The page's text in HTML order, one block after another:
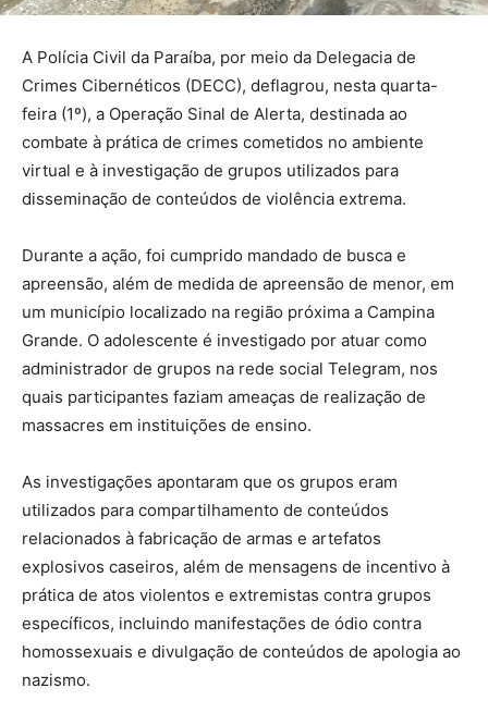
A Polícia Civil da Paraíba, por meio da Delegacia de
Crimes Cibernéticos (DECC), deflagrou, nesta quarta-
feira (1º), a Operação Sinal de Alerta, destinada ao
combate à prática de crimes cometidos no ambiente
virtual e à investigação de grupos utilizados para
disseminação de conteúdos de violência extrema.
Durante a ação, foi cumprido mandado de busca e
apreensão, além de medida de apreensão de menor, em
um município localizado na região próxima a Campina
Grande. O adolescente é investigado por atuar como
administrador de grupos na rede social Telegram, nos
quais participantes faziam ameaças de realização de
massacres em instituições de ensino.
As investigações apontaram que os grupos eram
utilizados para compartilhamento de conteúdos
relacionados à fabricação de armas e artefatos
explosivos caseiros, além de mensagens de incentivo à
prática de atos violentos e extremistas contra grupos
específicos, incluindo manifestações de ódio contra
homossexuais e divulgação de conteúdos de apologia ao
nazismo.